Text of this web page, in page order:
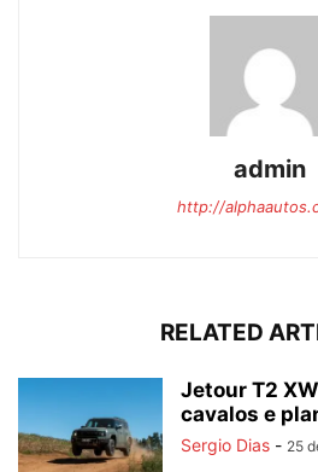
admin
http://
RELATED
Jetour T2
cavalos e
Sergio Dias - 25